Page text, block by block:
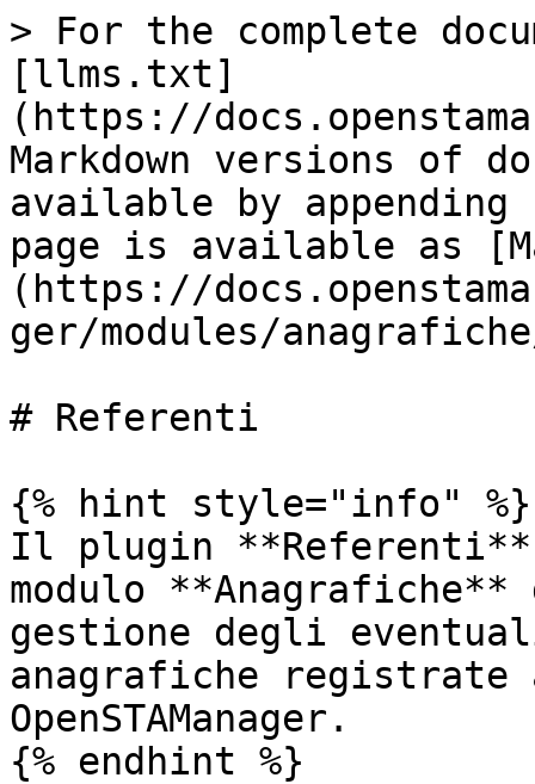
> For the complete
[llms.txt]
(https://
Markdown versions of
available by
page is available as
(https://
ger/modules/
# Referenti
{% hint style="info" %}
Il plugin **Referenti**
modulo
gestione degli
anagrafiche
OpenSTAManager.
{% endhint %}